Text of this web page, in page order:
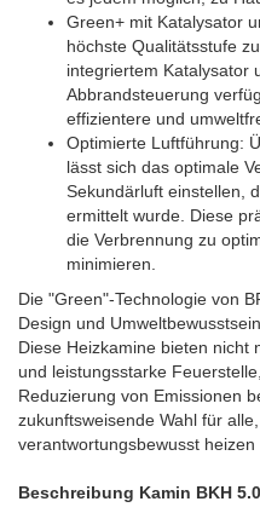
Green+ mit Katalysator
höchste Qualitätsstufe
integriertem Katalysator
Abbrandsteuerung
effizientere und
Optimierte Luftführung:
lässt sich das optimale
Sekundärluft einstellen,
ermittelt wurde. Diese
die Verbrennung zu
minimieren.
Die "Green"-Technologie von
Design und
Diese Heizkamine bieten nicht
und leistungsstarke
Reduzierung von Emissionen
zukunftsweisende Wahl für
verantwortungsbewusst heizen
Beschreibung Kamin BKH